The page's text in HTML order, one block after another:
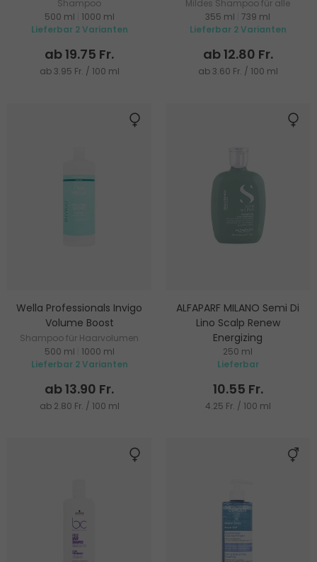
Shampoo
500 ml
1000 ml
Lieferbar 2 Varianten
ab 19.75 Fr.
ab 3.95 Fr. / 100 ml
Mildes Shampoo für alle
Haartypen
355 ml 739 ml
Lieferbar 2 Varianten
ab 12.80 Fr.
ab 3.60 Fr. / 100 ml
Wella Professionals Invigo
Volume Boost
Shampoo für Haarvolumen
500 ml
1000 ml
Lieferbar 2 Varianten
ab 13.90 Fr.
ab 2.80 Fr. / 100 ml
ALFAPARF MILANO Semi Di
Lino Scalp Renew
Energizing
Stärkendes Shampoo gegen
Haarausfall
250 ml
Lieferbar
10.55 Fr.
4.25 Fr. / 100 ml